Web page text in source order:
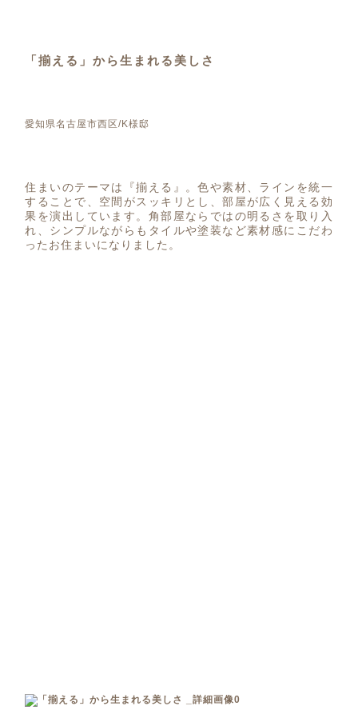
「揃える」から生まれる美しさ
愛知県名古屋市西区/K様邸
住まいのテーマは『揃える』。色や素材、ラインを統一
することで、空間がスッキリとし、部屋が広く見える効
果を演出しています。角部屋ならではの明るさを取り入
れ、シンプルながらもタイルや塗装など素材感にこだわ
ったお住まいになりました。